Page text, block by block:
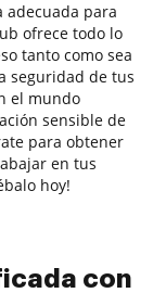
adecuada para
ofrece todo lo
tanto como sea
seguridad de tus
el mundo
sensible de
para obtener
en tus
hoy!
con